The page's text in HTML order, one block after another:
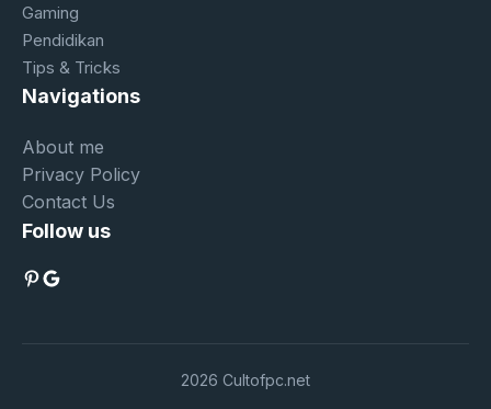
Gaming
Pendidikan
Tips & Tricks
Navigations
About me
Privacy Policy
Contact Us
Follow us
Pinterest
Google
2026 Cultofpc.net